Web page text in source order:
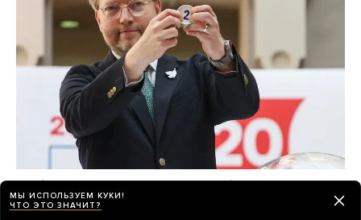
«Яблоко» допустили на выборы, и тут
началось
МЫ ИСПОЛЬЗУЕМ КУКИ!
ЧТО ЭТО ЗНАЧИТ?